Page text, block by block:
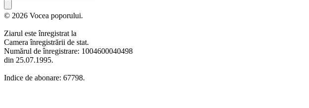
© 2026 Vocea poporului.
Ziarul este înregistrat la
Camera înregistrării de stat.
Numărul de înregistrare: 1004600040498
din 25.07.1995.
Indice de abonare: 67798.